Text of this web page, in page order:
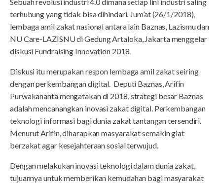
terhubung yang tidak bisa dihindari. Jum’at (26/1/2018),
lembaga amil zakat nasional antara lain Baznas, Lazismu dan
NU Care-LAZISNU di Gedung Artaloka, Jakarta menggelar
diskusi Fundraising Innovation 2018.
Diskusi itu merupakan respon lembaga amil zakat seiring
dengan perkembangan digital. Deputi Baznas, Arifin
Purwakananta mengatakan di 2018, strategi besar Baznas
adalah mencanangkan inovasi zakat digital. Perkembangan
teknologi informasi bagi dunia zakat tantangan tersendiri.
Menurut Arifin, diharapkan masyarakat semakin giat
berzakat agar kesejahteraan sosial terwujud.
Dengan melakukan inovasi teknologi dalam dunia zakat,
tujuannya untuk memberikan kemudahan bagi masyarakat